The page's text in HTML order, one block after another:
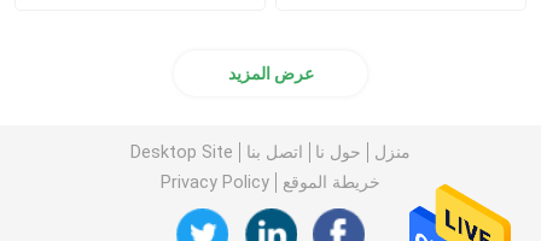
عرض المزيد
منزل حول نا اتصل بنا
Desktop Site
خريطة الموقع
Privacy Policy